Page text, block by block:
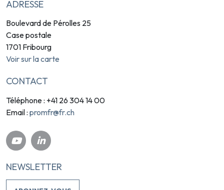
ADRESSE
Boulevard de Pérolles 25
Case postale
1701 Fribourg
Voir sur la carte
CONTACT
Téléphone : +41 26 304 14 00
Email : promfr@fr.ch
NEWSLETTER